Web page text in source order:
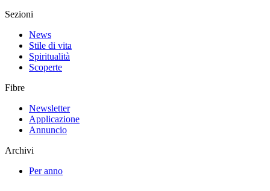
Sezioni
News
Stile di vita
Spiritualità
Scoperte
Fibre
Newsletter
Applicazione
Annuncio
Archivi
Per anno